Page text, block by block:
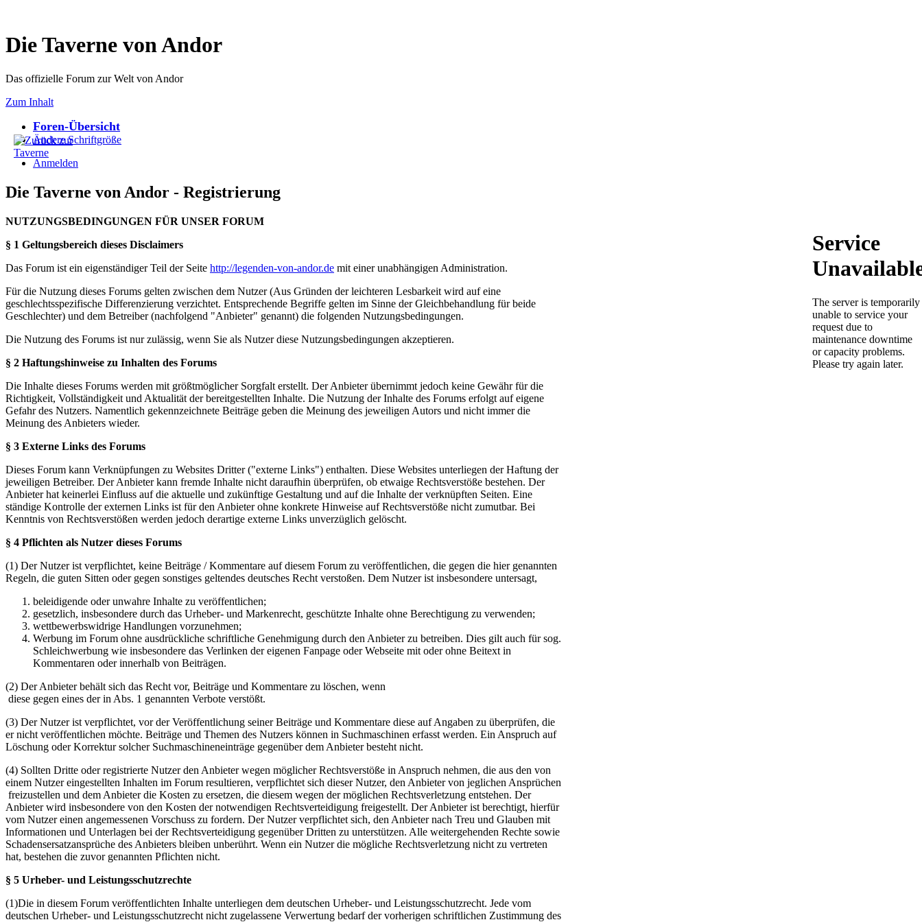
Die Taverne von Andor
Das offizielle Forum zur Welt von Andor
Zum Inhalt
Foren-Übersicht
Ändere Schriftgröße
Anmelden
Die Taverne von Andor - Registrierung
NUTZUNGSBEDINGUNGEN FÜR UNSER FORUM
§ 1 Geltungsbereich dieses Disclaimers
Das Forum ist ein eigenständiger Teil der Seite http://legenden-von-andor.de mit einer unabhängigen Administration.
Für die Nutzung dieses Forums gelten zwischen dem Nutzer (Aus Gründen der leichteren Lesbarkeit wird auf eine
geschlechtsspezifische Differenzierung verzichtet. Entsprechende Begriffe gelten im Sinne der Gleichbehandlung für beide
Geschlechter) und dem Betreiber (nachfolgend "Anbieter" genannt) die folgenden Nutzungsbedingungen.
Die Nutzung des Forums ist nur zulässig, wenn Sie als Nutzer diese Nutzungsbedingungen akzeptieren.
§ 2 Haftungshinweise zu Inhalten des Forums
Die Inhalte dieses Forums werden mit größtmöglicher Sorgfalt erstellt. Der Anbieter übernimmt jedoch keine Gewähr für die
Richtigkeit, Vollständigkeit und Aktualität der bereitgestellten Inhalte. Die Nutzung der Inhalte des Forums erfolgt auf eigene
Gefahr des Nutzers. Namentlich gekennzeichnete Beiträge geben die Meinung des jeweiligen Autors und nicht immer die
Meinung des Anbieters wieder.
§ 3 Externe Links des Forums
Dieses Forum kann Verknüpfungen zu Websites Dritter ("externe Links") enthalten. Diese Websites unterliegen der Haftung der
jeweiligen Betreiber. Der Anbieter kann fremde Inhalte nicht daraufhin überprüfen, ob etwaige Rechtsverstöße bestehen. Der
Anbieter hat keinerlei Einfluss auf die aktuelle und zukünftige Gestaltung und auf die Inhalte der verknüpften Seiten. Eine
ständige Kontrolle der externen Links ist für den Anbieter ohne konkrete Hinweise auf Rechtsverstöße nicht zumutbar. Bei
Kenntnis von Rechtsverstößen werden jedoch derartige externe Links unverzüglich gelöscht.
§ 4 Pflichten als Nutzer dieses Forums
(1) Der Nutzer ist verpflichtet, keine Beiträge / Kommentare auf diesem Forum zu veröffentlichen, die gegen die hier genannten
Regeln, die guten Sitten oder gegen sonstiges geltendes deutsches Recht verstoßen. Dem Nutzer ist insbesondere untersagt,
beleidigende oder unwahre Inhalte zu veröffentlichen;
gesetzlich, insbesondere durch das Urheber- und Markenrecht, geschützte Inhalte ohne Berechtigung zu verwenden;
wettbewerbswidrige Handlungen vorzunehmen;
Werbung im Forum ohne ausdrückliche schriftliche Genehmigung durch den Anbieter zu betreiben. Dies gilt auch für sog.
Schleichwerbung wie insbesondere das Verlinken der eigenen Fanpage oder Webseite mit oder ohne Beitext in
Kommentaren oder innerhalb von Beiträgen.
(2) Der Anbieter behält sich das Recht vor, Beiträge und Kommentare zu löschen, wenn
diese gegen eines der in Abs. 1 genannten Verbote verstößt.
(3) Der Nutzer ist verpflichtet, vor der Veröffentlichung seiner Beiträge und Kommentare diese auf Angaben zu überprüfen, die
er nicht veröffentlichen möchte. Beiträge und Themen des Nutzers können in Suchmaschinen erfasst werden. Ein Anspruch auf
Löschung oder Korrektur solcher Suchmaschineneinträge gegenüber dem Anbieter besteht nicht.
(4) Sollten Dritte oder registrierte Nutzer den Anbieter wegen möglicher Rechtsverstöße in Anspruch nehmen, die aus den von
einem Nutzer eingestellten Inhalten im Forum resultieren, verpflichtet sich dieser Nutzer, den Anbieter von jeglichen Ansprüchen
freizustellen und dem Anbieter die Kosten zu ersetzen, die diesem wegen der möglichen Rechtsverletzung entstehen. Der
Anbieter wird insbesondere von den Kosten der notwendigen Rechtsverteidigung freigestellt. Der Anbieter ist berechtigt, hierfür
vom Nutzer einen angemessenen Vorschuss zu fordern. Der Nutzer verpflichtet sich, den Anbieter nach Treu und Glauben mit
Informationen und Unterlagen bei der Rechtsverteidigung gegenüber Dritten zu unterstützen. Alle weitergehenden Rechte sowie
Schadensersatzansprüche des Anbieters bleiben unberührt. Wenn ein Nutzer die mögliche Rechtsverletzung nicht zu vertreten
hat, bestehen die zuvor genannten Pflichten nicht.
§ 5 Urheber- und Leistungsschutzrechte
(1)Die in diesem Forum veröffentlichten Inhalte unterliegen dem deutschen Urheber- und Leistungsschutzrecht. Jede vom
deutschen Urheber- und Leistungsschutzrecht nicht zugelassene Verwertung bedarf der vorherigen schriftlichen Zustimmung des